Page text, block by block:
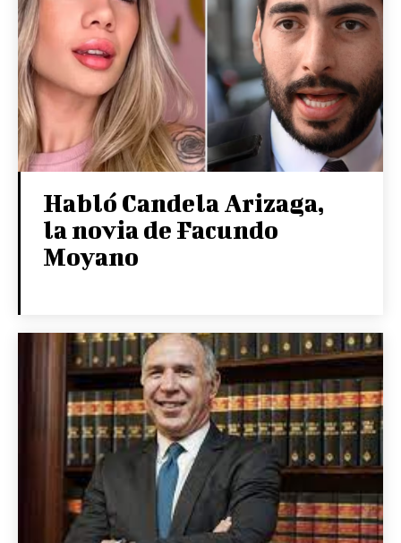
Habló Candela Arizaga,
la novia de Facundo
Moyano